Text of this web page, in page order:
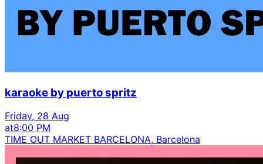
karaoke by puerto spritz
Friday, 28 Aug
at8:00 PM
TIME OUT MARKET BARCELONA, Barcelona